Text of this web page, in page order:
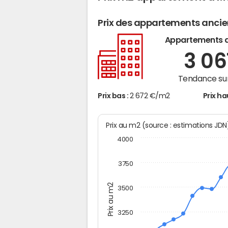
Prix des appartements
Appartements
3
Tendance
Prix bas : 2 672 €/m2 Prix
Prix au m2
Prix au m2 (source : estimations
3250
3500
3750
4000